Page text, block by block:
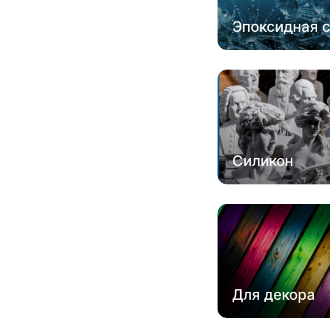
Эпоксидная
Силикон
Для декора